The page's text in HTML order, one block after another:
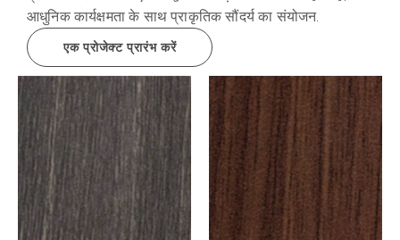
आधुनिक कार्यक्षमता के साथ प्राकृतिक सौंदर्य का संयोजन.
एक प्रोजेक्ट प्रारंभ करें